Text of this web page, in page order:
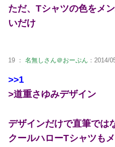
ただ、Tシャツの色をメ
いだけ
19 ： 名無しさん＠おーぷん ：2014/
>>1
>道重さゆみデザイン
デザインだけで直筆では
クールハローTシャツも